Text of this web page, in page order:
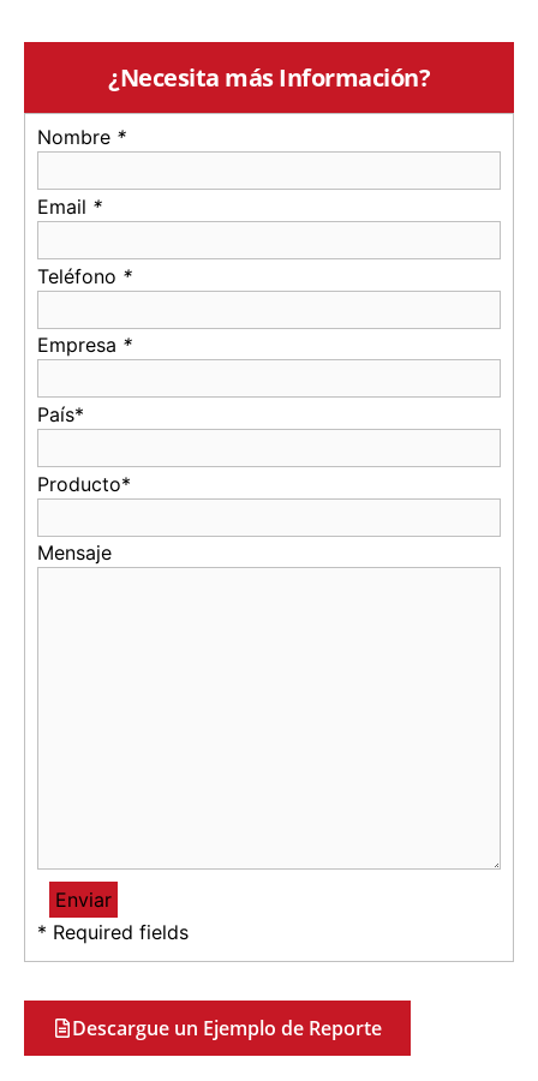
¿Necesita más Información?
Nombre *
Email *
Teléfono *
Empresa *
País*
Producto*
Mensaje
* Required fields
Descargue un Ejemplo de Reporte